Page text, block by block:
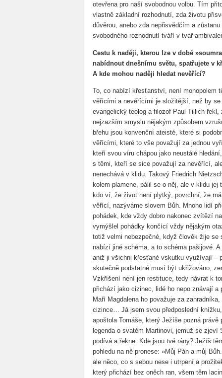
otevřena pro naší svobodnou volbu. Tím
vlastně základní rozhodnutí, zda životu
důvěrou, anebo zda nepřisvědčím a
svobodného rozhodnutí tváří v tvář
Cestu k naději, kterou lze v době
nabídnout dnešnímu světu, spatřujete v
A kde mohou naději hledat nevěřící?
To, co nabízí křesťanství, není monopolem
věřícími a nevěřícími je složitější, než by
evangelický teolog a filozof Paul Tillich
nejzazším smyslu nějakým způsobem
břehu jsou konvenční ateisté, které si
věřícími, které to vše považují za jednou
kteří svou víru chápou jako neustálé
s těmi, kteří se sice považují za nevěřící,
nenechává v klidu. Takový Friedrich
kolem plamene, pálil se o něj, ale v klidu
kdo ví, že život není plytký, povrchní, že
věřící, nazýváme slovem Bůh. Mnoho lidí
pohádek, kde vždy dobro nakonec zvítězí
vymýšlel pohádky končící vždy nějakým
totiž velmi nebezpečné, když člověk žije
nabízí jiné schéma, a to schéma pašijové.
aniž ji všichni křesťané vskutku využívají –
skutečně podstatné musí být ukřižováno,
Vzkříšení není jen restituce, tedy návrat k
přichází jako cizinec, lidé ho nepo znávají
Maří Magdalena ho považuje za
cizince… Já jsem svou předposlední
apoštola Tomáše, který Ježíše pozná právě
legenda o svatém Martinovi, jemuž se
podívá a řekne: Kde jsou tvé rány? Ježíš
pohledu na ně pronese: »Můj Pán a můj
ale něco, co s sebou nese i utrpení a
který přichází bez oněch ran, všem těm